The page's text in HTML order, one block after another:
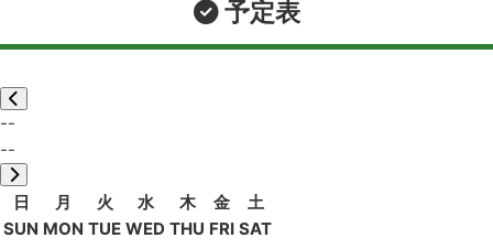
予定表
--
--
日
SUN
月
MON
火
TUE
水
WED
木
THU
金
FRI
土
SAT